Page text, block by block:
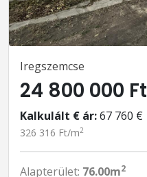
Iregszemcse
24 800 000 Ft
Kalkulált € ár:67 760 €
326 316 Ft/m2
Alapterület: 76.00m2